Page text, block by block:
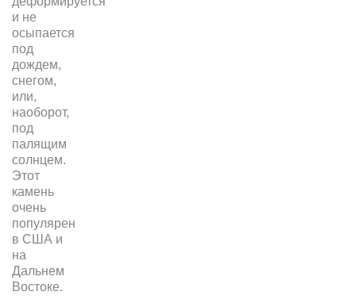
и не
осыпается
под
дождем,
снегом,
или,
наоборот,
под
палящим
солнцем.
Этот
камень
очень
популярен
в США и
на
Дальнем
Востоке.